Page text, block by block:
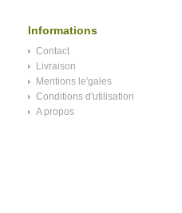
Informations
Contact
Livraison
Mentions le'gales
Conditions d'utilisation
A propos